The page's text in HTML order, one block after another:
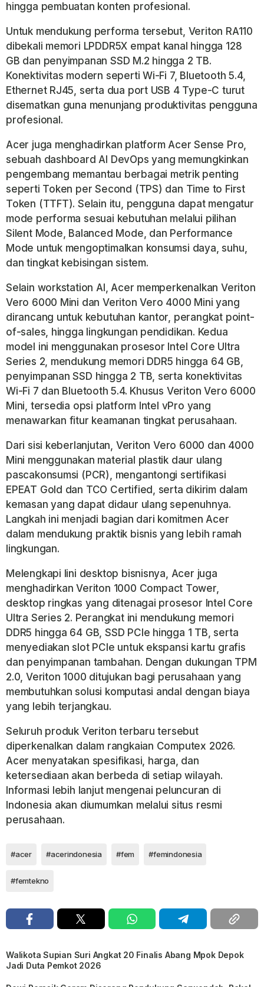
hingga pembuatan konten profesional.
Untuk mendukung performa tersebut, Veriton RA110
dibekali memori LPDDR5X empat kanal hingga 128
GB dan penyimpanan SSD M.2 hingga 2 TB.
Konektivitas modern seperti Wi-Fi 7, Bluetooth 5.4,
Ethernet RJ45, serta dua port USB 4 Type-C turut
disematkan guna menunjang produktivitas pengguna
profesional.
Acer juga menghadirkan platformAcer Sense Pro,
sebuah dashboard AI DevOps yang memungkinkan
pengembang memantau berbagai metrik penting
seperti Token per Second (TPS) dan Time to First
Token (TTFT). Selain itu, pengguna dapat mengatur
mode performa sesuai kebutuhan melalui pilihan
Silent Mode, Balanced Mode, dan Performance
Mode untuk mengoptimalkan konsumsi daya, suhu,
dan tingkat kebisingan sistem.
Selain workstation AI, Acer memperkenalkan Veriton
Vero 6000 Mini danVeriton Vero 4000 Mini yang
dirancang untuk kebutuhan kantor, perangkat point-
of-sales, hingga lingkungan pendidikan. Kedua
model ini menggunakan prosesor Intel Core Ultra
Series 2, mendukung memori DDR5 hingga 64 GB,
penyimpanan SSD hingga 2 TB, serta konektivitas
Wi-Fi 7 dan Bluetooth 5.4. Khusus Veriton Vero 6000
Mini, tersedia opsi platform Intel vPro yang
menawarkan fitur keamanan tingkat perusahaan.
Dari sisi keberlanjutan, Veriton Vero 6000 dan 4000
Mini menggunakan material plastik daur ulang
pascakonsumsi (PCR), mengantongi sertifikasi
EPEAT Gold dan TCO Certified, serta dikirim dalam
kemasan yang dapat didaur ulang sepenuhnya.
Langkah ini menjadi bagian dari komitmen Acer
dalam mendukung praktik bisnis yang lebih ramah
lingkungan.
Melengkapi lini desktop bisnisnya, Acer juga
menghadirkanVeriton 1000 Compact Tower,
desktop ringkas yang ditenagai prosesor Intel Core
Ultra Series 2. Perangkat ini mendukung memori
DDR5 hingga 64 GB, SSD PCIe hingga 1 TB, serta
menyediakan slot PCIe untuk ekspansi kartu grafis
dan penyimpanan tambahan. Dengan dukungan TPM
2.0, Veriton 1000 ditujukan bagi perusahaan yang
membutuhkan solusi komputasi andal dengan biaya
yang lebih terjangkau.
Seluruh produk Veriton terbaru tersebut
diperkenalkan dalam rangkaian Computex 2026.
Acer menyatakan spesifikasi, harga, dan
ketersediaan akan berbeda di setiap wilayah.
Informasi lebih lanjut mengenai peluncuran di
Indonesia akan diumumkan melalui situs resmi
perusahaan.
#acer #acerindonesia #fem #femindonesia
#femtekno
Walikota Supian Suri Angkat 20 Finalis Abang Mpok Depok
Jadi Duta Pemkot 2026